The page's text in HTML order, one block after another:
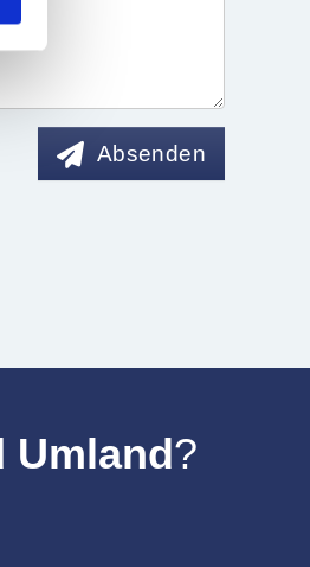
Absenden
Umland?